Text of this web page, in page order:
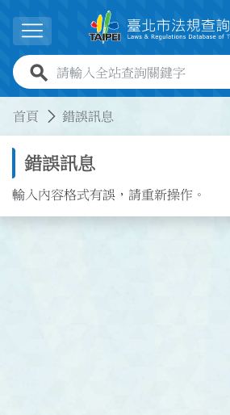
展開選單
全站查詢關鍵字欄位
首頁 錯誤訊息
錯誤訊息
輸入內容格式有誤，請重新操作。